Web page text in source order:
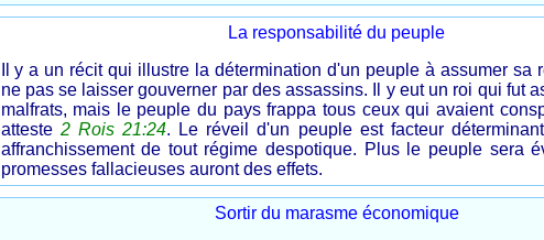
La responsabilité du peuple
Il y a un récit qui illustre la détermination d'un peuple à assumer sa
ne pas se laisser gouverner par des assassins. Il y eut un roi qui fut
malfrats, mais le peuple du pays frappa tous ceux qui avaient
atteste 2 Rois 21:24. Le réveil d'un peuple est facteur
affranchissement de tout régime despotique. Plus le peuple sera
promesses fallacieuses auront des effets.
Sortir du marasme économique